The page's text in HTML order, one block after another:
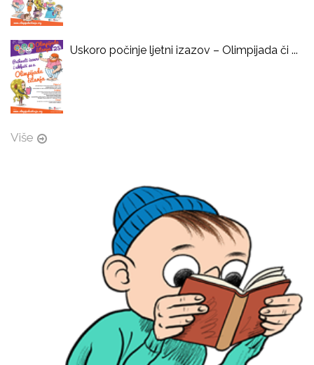
Uskoro počinje ljetni izazov – Olimpijada či ...
Više